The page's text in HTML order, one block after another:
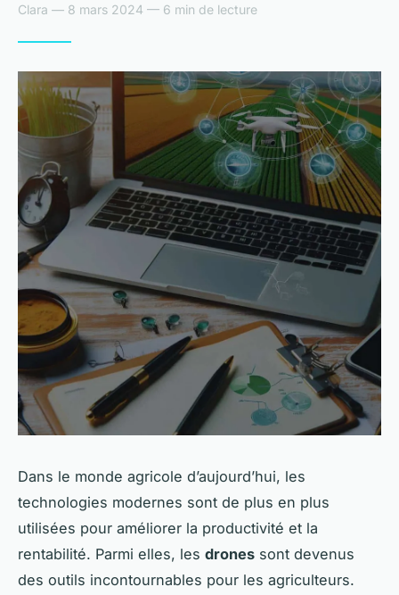
Clara — 8 mars 2024 — 6 min de lecture
Dans le monde agricole d’aujourd’hui, les
technologies modernes sont de plus en plus
utilisées pour améliorer la productivité et la
rentabilité. Parmi elles, les drones sont devenus
des outils incontournables pour les agriculteurs.